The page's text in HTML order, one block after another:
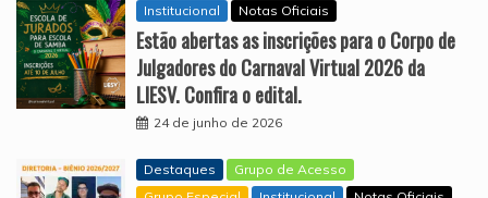
Institucional Notas Oficiais
Estão abertas as inscrições para o Corpo de
Julgadores do Carnaval Virtual 2026 da
LIESV. Confira o edital.
24 de junho de 2026
Destaques
Grupo de Acesso